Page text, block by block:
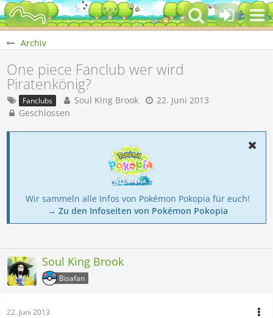
Archiv
One piece Fanclub wer wird
Piratenkönig?
Fanclubs Soul King Brook
22. Juni 2013
Geschlossen
Wir sammeln alle Infos von Pokémon Pokopia für euch!
→ Zu den Infoseiten von Pokémon Pokopia
Soul King Brook
Bisafan
22. Juni 2013